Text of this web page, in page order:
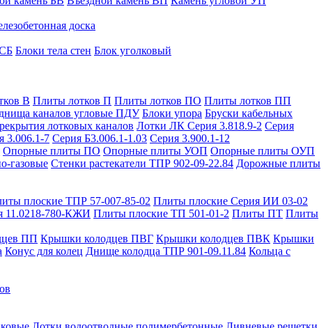
доска
Блоки тела стен Блок уголковый
В Плиты лотков П Плиты лотков ПО Плиты лотков ПП
каналов угловые ПДУ Блоки упора Бруски кабельных
лотковых каналов Лотки ЛК Серия 3.818.9-2 Серия
3.006.1-7 Серия Б3.006.1-1.03 Серия 3.900.1-12
Опорные плиты ПО Опорные плиты УОП Опорные плиты ОУП
газовые Стенки растекатели ТПР 902-09-22.84 Дорожные плиты
плоские ТПР 57-007-85-02 Плиты плоские Серия ИИ 03-02
11.0218-780-КЖИ Плиты плоские ТП 501-01-2 Плиты ПТ Плиты
ПП Крышки колодцев ПВГ Крышки колодцев ПВК Крышки
Конус для колец Днище колодца ТПР 901-09.11.84 Кольца с